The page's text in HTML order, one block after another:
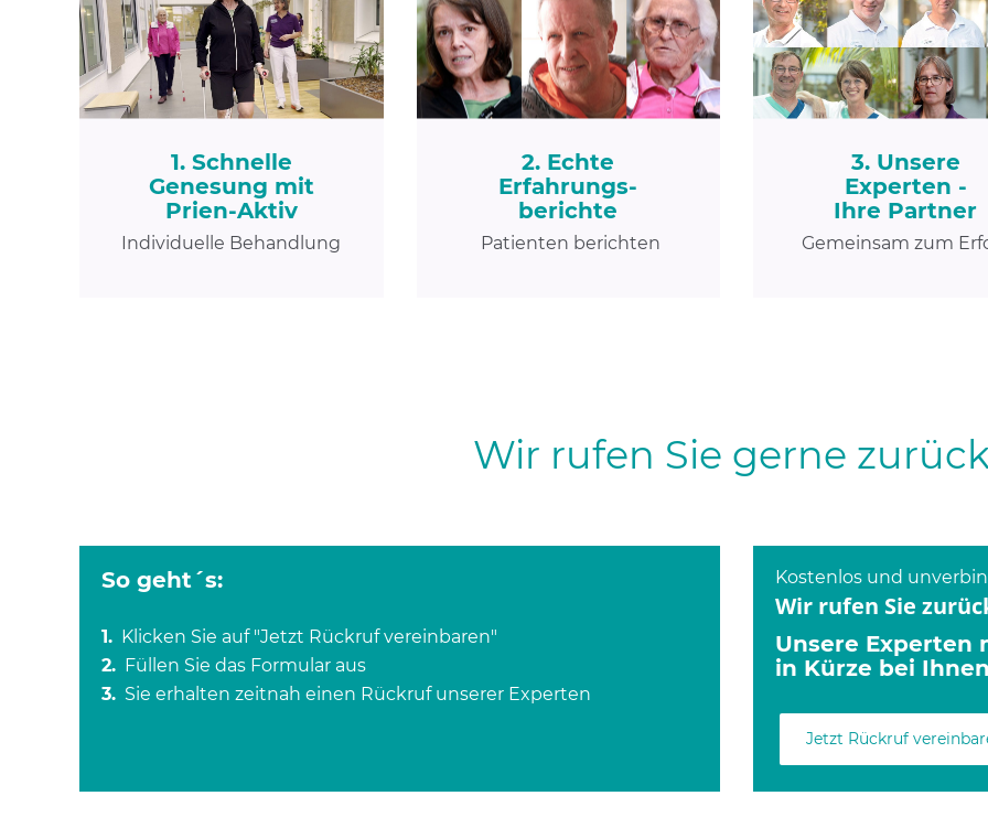
1. Schnelle
Genesung mit
Prien-Aktiv
Individuelle Behandlung
2. Echte
Erfahrungs-
berichte
Patienten berichten
3. Unsere
Experten -
Ihre Partner
Gemeinsam zum
Wir rufen Sie gerne
So geht´s:
1. Klicken Sie auf "Jetzt Rückruf vereinbaren"
2. Füllen Sie das Formular aus
3. Sie erhalten zeitnah einen Rückruf unserer Experten
Kostenlos und
Wir rufen Sie
Unsere Experten
in Kürze bei
Jetzt Rückruf